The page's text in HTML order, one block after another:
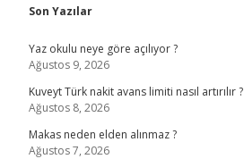
Sidebar
Son Yazılar
Yaz okulu neye göre açılıyor ?
Ağustos 9, 2026
Kuveyt Türk nakit avans limiti nasıl artırılır ?
Ağustos 8, 2026
Makas neden elden alınmaz ?
Ağustos 7, 2026